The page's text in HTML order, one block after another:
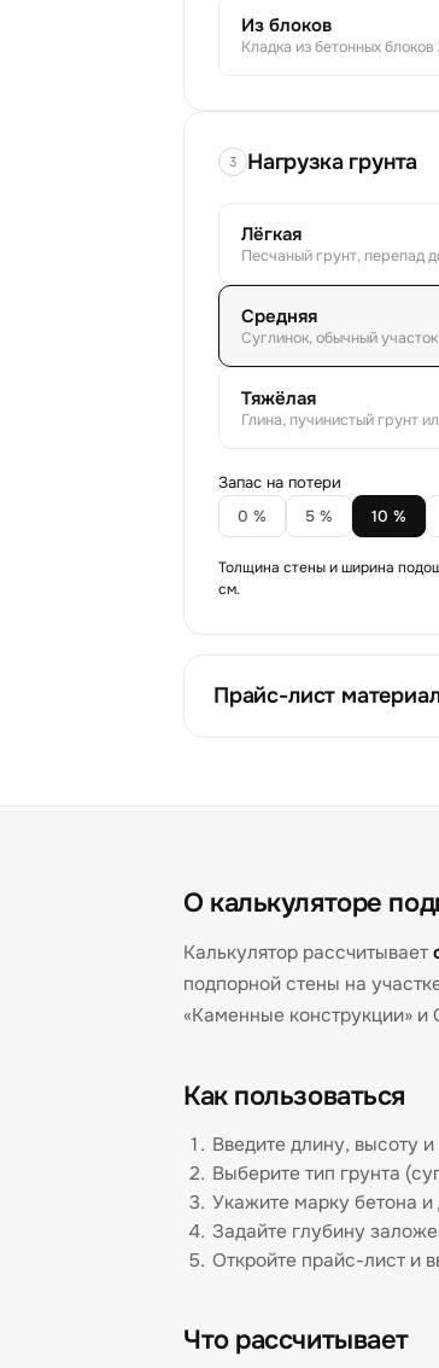
Из блоков
Кладка из бетонных
3 Нагрузка грунта
Лёгкая
Песчаный грунт, перепад
Средняя
Суглинок, обычный
Тяжёлая
Глина, пучинистый грунт
Запас на потери
0 % 5 % 10 %
Толщина стены и ширина
см.
Прайс-лист
О калькуляторе
Калькулятор рассчитывает
подпорной стены на
«Каменные конструкции» и
Как пользоваться
Введите длину, высоту
Выберите тип грунта
Укажите марку бетона
Задайте глубину
Откройте прайс-лист и
Что рассчитывает